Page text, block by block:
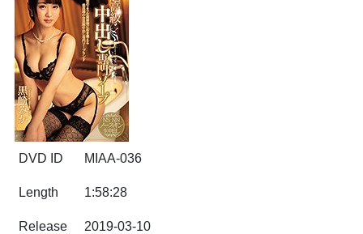
DVD ID MIAA-036
Length 1:58:28
Release 2019-03-10